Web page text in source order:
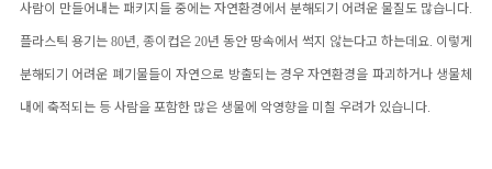
사람이 만들어내는 패키지들 중에는 자연환경에서 분해되기 어려운 물질도 많습니다.
플라스틱 용기는 80년, 종이컵은 20년 동안 땅속에서 썩지 않는다고 하는데요. 이렇게
분해되기 어려운 폐기물들이 자연으로 방출되는 경우 자연환경을 파괴하거나 생물체
내에 축적되는 등 사람을 포함한 많은 생물에 악영향을 미칠 우려가 있습니다.